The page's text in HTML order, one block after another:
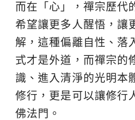
而在「心」，禪宗歷代
希望讓更多人醒悟，讓
解，這種偏離自性、落
式才是外道，而禪宗的
識、進入清淨的光明本
修行，更是可以讓修行
佛法門。